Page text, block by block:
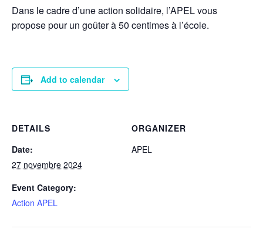
Dans le cadre d’une action solidaire, l’APEL vous
propose pour un goûter à 50 centimes à l’école.
Add to calendar
DETAILS
Date:
27 novembre 2024
Event Category:
Action APEL
ORGANIZER
APEL